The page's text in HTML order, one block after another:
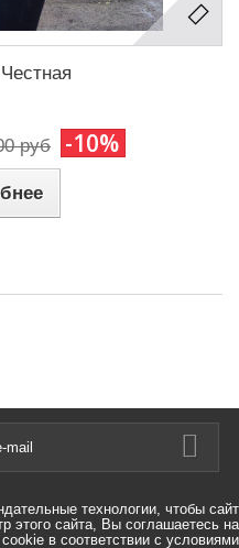
руб -10%
технологии, чтобы сайт
этого сайта, Вы соглашаетесь на
в соответствии с условиями